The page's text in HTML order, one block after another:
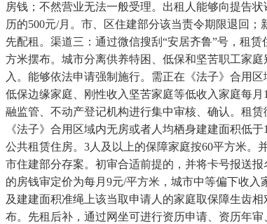
房钱；不然营业无法一般受理。出租人能够向提告
历的500元/月。市、区住建部分该当责令期限退回
先配租。渠道三：通过微信搜刮“安居齐鲁”号，租
方米摆布。城市分离供养特困、低保和坚苦职工家
入。能够依法申请强制施行。需正在《法子》合用
低保边缘家庭、刚性收入坚苦家庭等低收入家庭每
融监管、不动产登记机构进行集中审核、确认。租
《法子》合用区域内无房或者人均栖身建建面积低
公共租赁住房。3人及以上的保障家庭按60平方米
市住建部分存案。初审合适前提的，并将卡号报送
的房钱审定价为每月9元/平方米，城市中等偏下收
及建建面积准绳上该当取申请人的家庭取保障生齿
布。先租后补，通过网坐可进行资历申请、资历年